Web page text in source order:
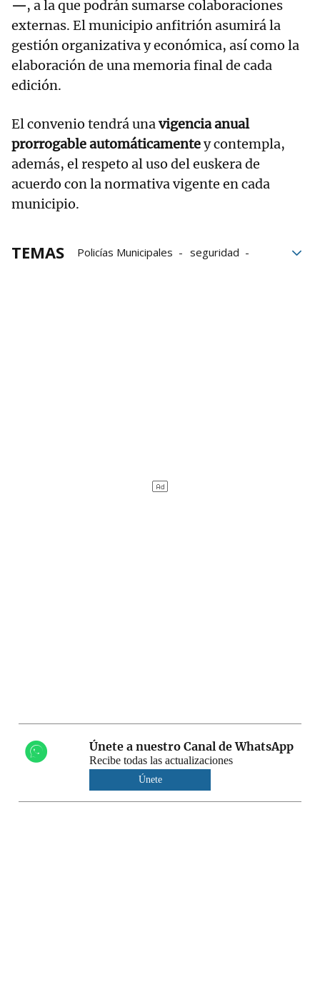
—, a la que podrán sumarse colaboraciones
externas. El municipio anfitrión asumirá la
gestión organizativa y económica, así como la
elaboración de una memoria final de cada
edición.
El convenio tendrá unavigencia anual
prorrogable automáticamentey contempla,
además, el respeto al uso del euskera de
acuerdo con la normativa vigente en cada
municipio.
TEMAS Policías Municipales
seguridad
Únete a nuestro Canal de WhatsApp
Recibe todas las actualizaciones
Únete